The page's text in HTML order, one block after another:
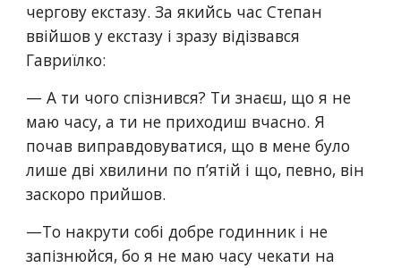
чергову екстазу. За якийсь час Степан
ввійшов у екстазу і зразу відізвався
Гавриїлко:
— А ти чого спізнився? Ти знаєш, що я не
маю часу, а ти не приходиш вчасно. Я
почав виправдовуватися, що в мене було
лише дві хвилини по п’ятій і що, певно, він
заскоро прийшов.
—То накрути собі добре годинник і не
запізнюйся, бо я не маю часу чекати на